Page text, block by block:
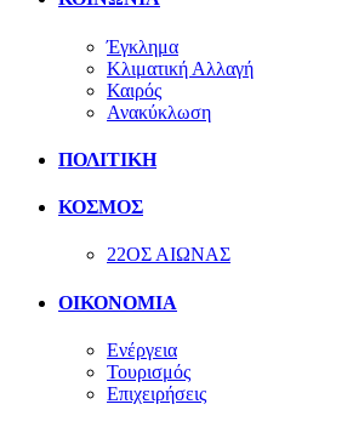
Έγκλημα
Κλιματική Αλλαγή
Καιρός
Ανακύκλωση
ΠΟΛΙΤΙΚΗ
ΚΟΣΜΟΣ
22ΟΣ ΑΙΩΝΑΣ
ΟΙΚΟΝΟΜΙΑ
Ενέργεια
Τουρισμός
Επιχειρήσεις